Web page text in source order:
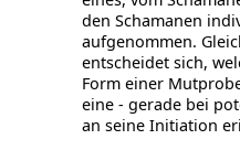
den Schamanen
aufgenommen.
entscheidet sich,
Form einer
eine - gerade bei
an seine Initiation